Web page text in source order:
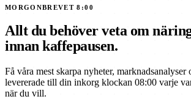
MORGONBREVET 8:00
Allt du behöver veta om
innan kaffepausen.
Få våra mest skarpa nyheter,
levererade till din inkorg klockan 08:00 varje
när du vill.